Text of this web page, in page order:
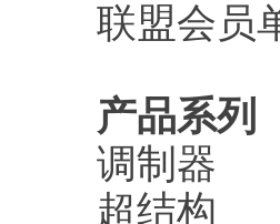
联盟会员
产品系列
调制器
超结构